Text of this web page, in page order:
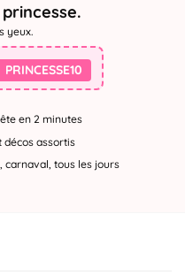
yeux.
PRINCESSE10
en 2 minutes
décos assortis
carnaval, tous les jours